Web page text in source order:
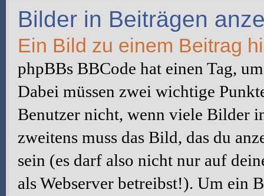
Bilder in Beiträgen
Ein Bild zu einem Beitrag
phpBBs BBCode hat einen Tag,
Dabei müssen zwei wichtige
Benutzer nicht, wenn viele Bilder
zweitens muss das Bild, das du
sein (es darf also nicht nur auf
als Webserver betreibst!). Um ein